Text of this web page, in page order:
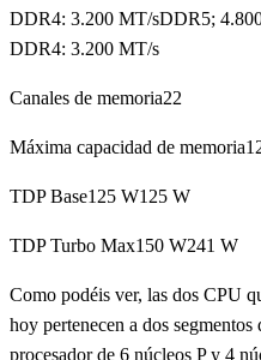
DDR4: 3.200 MT/sDDR5;
DDR4: 3.200 MT/s
Canales de memoria22
Máxima capacidad de
TDP Base125 W125 W
TDP Turbo Max150 W241 W
Como podéis ver, las dos CPU
hoy pertenecen a dos
procesador de 6 núcleos P y 4